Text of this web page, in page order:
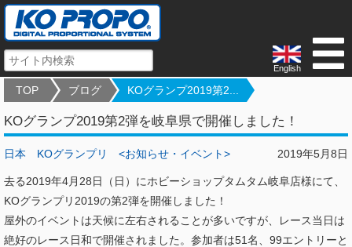
English
TOP ブログ KOグランプ2019第2...
KOグランプ2019第2弾を岐阜県で開催しました！
2019年5月8日
日本 KOグランプリ <お知らせ・イベント>
去る2019年4月28日（日）にホビーショップタムタム岐阜店様にて、
KOグランプリ2019の第2弾を開催しました！
屋外のイベントは天候に左右されることが多いですが、レース当日は
絶好のレース日和で開催されました。参加者は51名、99エントリーと